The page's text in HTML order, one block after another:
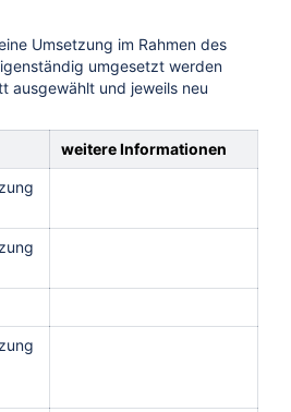
Umsetzung im Rahmen des
umgesetzt werden
ausgewählt und jeweils neu
weitere Informationen